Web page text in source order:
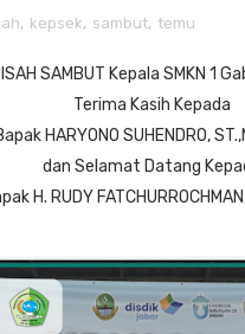
, kepsek, sambut, temu
SAMBUT Kepala SMKN 1
Terima Kasih Kepada
HARYONO SUHENDRO,
dan Selamat Datang
H. RUDY